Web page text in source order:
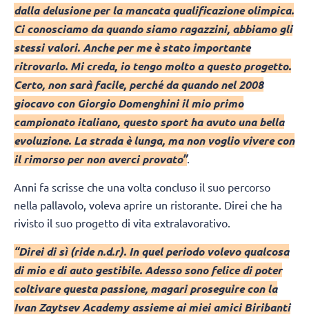
dalla delusione per la mancata qualificazione olimpica.
Ci conosciamo da quando siamo ragazzini, abbiamo gli
stessi valori. Anche per me è stato importante
ritrovarlo. Mi creda, io tengo molto a questo progetto.
Certo, non sarà facile, perché da quando nel 2008
giocavo con Giorgio Domenghini il mio primo
campionato italiano, questo sport ha avuto una bella
evoluzione. La strada è lunga, ma non voglio vivere con
il rimorso per non averci provato”.
Anni fa scrisse che una volta concluso il suo percorso
nella pallavolo, voleva aprire un ristorante. Direi che ha
rivisto il suo progetto di vita extralavorativo.
“Direi di sì (ride n.d.r). In quel periodo volevo qualcosa
di mio e di auto gestibile. Adesso sono felice di poter
coltivare questa passione, magari proseguire con la
Ivan Zaytsev Academy assieme ai miei amici Biribanti